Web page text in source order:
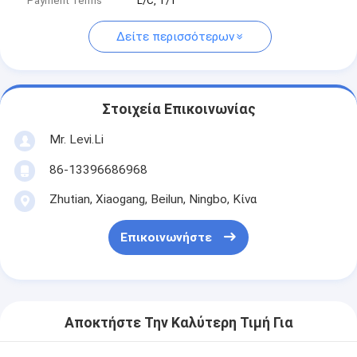
Δείτε περισσότερων
Στοιχεία Επικοινωνίας
Mr. Levi.Li
86-13396686968
Zhutian, Xiaogang, Beilun, Ningbo, Κίνα
Επικοινωνήστε
Αποκτήστε Την Καλύτερη Τιμή Για